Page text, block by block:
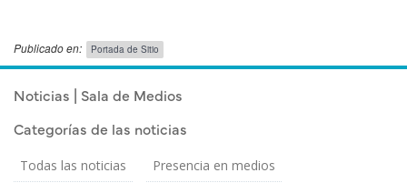
Noticias | Sala de Medios
Categorías de las noticias
Todas las noticias
Presencia en medios
Publicado en: Portada de Sitio
Publicado el Miércoles 21 Enero, 2026